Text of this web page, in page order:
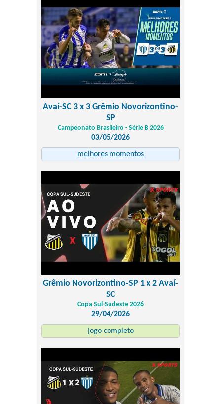
Avaí-SC 3 x 3 Grêmio Novorizontino-
SP
Campeonato Brasileiro - Série B 2026
03/05/2026
melhores momentos
Grêmio Novorizontino-SP 1 x 2 Avaí-
SC
Copa Sul-Sudeste 2026
29/04/2026
jogo completo